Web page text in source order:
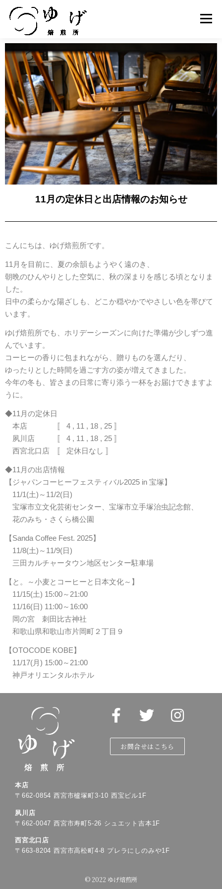
メニュ
PRODUCT
製品紹介
ABOUT US
ゆげ焙煎所について
ONLINE STORE
オンラインストア
SHOP INFO
店舗情報
COMPANY
会社概要
RECRUIT
スタッフ募集
11月の定休日と出店情報のお知らせ
こんにちは、ゆげ焙煎所です。
11月を目前に、夏の余韻もようやく遠のき、
朝晩のひんやりとした空気に、秋の深まりを感じる頃となりま
した。
日中の柔らかな陽ざしも、どこか穏やかでやさしい色を帯びて
います。
ゆげ焙煎所でも、ホリデーシーズンに向けた準備が少しずつ進
んでいます。
コーヒーの香りに包まれながら、贈りものを選んだり、
ゆったりとした時間を過ごす方の姿が増えてきました。
今年の冬も、皆さまの日常に寄り添う一杯をお届けできますよ
うに。
◆11月の定休日
本店 〚 4 , 11 , 18 , 25 〛
夙川店 〚 4 , 11 , 18 , 25 〛
西宮北口店 〚 定休日なし 〛
◆11月の出店情報
【ジャパンコーヒーフェスティバル2025 in 宝塚】
11/1(土)～11/2(日)
宝塚市立文化芸術センター、宝塚市立手塚治虫記念館、
花のみち・さくら橋公園
【Sanda Coffee Fest. 2025】
11/8(土)～11/9(日)
三田カルチャータウン地区センター駐車場
【と。～小麦とコーヒーと日本文化～】
11/15(土) 15:00～21:00
11/16(日) 11:00～16:00
岡の宮 刺田比古神社
和歌山県和歌山市片岡町２丁目９
【OTOCODE KOBE】
11/17(月) 15:00～21:00
神戸オリエンタルホテル
お問合せはこちら
本店
〒 662-0854 西宮市櫨塚町 3-10 西宝ビル1F
夙川店
〒 662-0047西宮市寿町5-26 シュエット吉本 1F
西宮北口店
〒 663-8204西宮市高松町4-8 プレラにしのみや1F
© 2022 ゆげ焙煎所